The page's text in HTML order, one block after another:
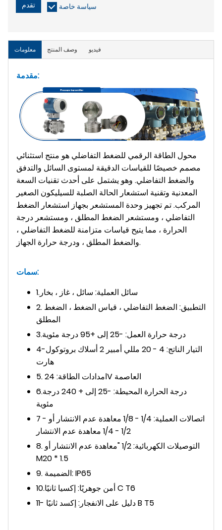
تقدم سياسة خاصة
معلومات وصف المنتج فيديو
مقدمة:
محول الطاقة الرقمي للضغط التفاضلي هو منتج استثنائي
مصمم خصيصًا للقياسات الدقيقة لمستوى السائل والتدفق
والضغط التفاضلي. وهو يشتمل على أحدث تقنيات السعة
المعدنية وتقنية استشعار الحالة الصلبة للسيليكون الصغير
المركب. تم تجهيز وحدة المستشعر بجهاز استشعار الضغط
التفاضلي ، ومستشعر الضغط المطلق ، ومستشعر درجة
الحرارة ، مما يتيح قياسات متزامنة للضغط التفاضلي ،
والضغط المطلق ، ودرجة حرارة الجهاز.
سمات:
1.سائل العملية: سائل ، غاز ، بخار
2. التطبيق: الضغط التفاضلي ، قياس الضغط ، الضغط
المطلق
3.درجة حرارة العمل: -25 إلى +95 درجة مئوية
4-التيار الناتج: 4 - 20 مللي أمبير 2 أسلاك بروتوكول
هارت
5. امدادات الطاقة: 24V العاصمة
6.درجة الحرارة المحيطة: -25 إلى + 240 درجة
مئوية
7 - اتصالات العملية: 1/4 - 1/8 معاهدة عدم الانتشار أو
1/2 - 1/4 معاهدة عدم الانتشار
8. التوصيلات الكهربائية: 1/2 "معاهدة عدم الانتشار أو
M20 * 1.5
9. الضميمة: IP65
10.أمن جوهريًا: إكسيا ثانيًا C T6
11- دليل على الانفجار: إكسد ثانيًا B T5